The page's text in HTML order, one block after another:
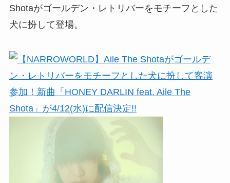
Shotaがゴールデン・レトリバーをモチーフとした
犬に扮して登場。